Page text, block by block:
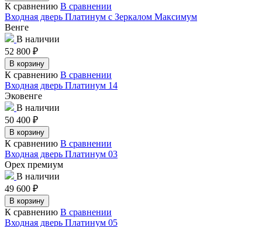
К сравнению В сравнении
Входная дверь Платинум с Зеркалом Максимум
Венге
В наличии
52 800 ₽
В корзину
К сравнению В сравнении
Входная дверь Платинум 14
Эковенге
В наличии
50 400 ₽
В корзину
К сравнению В сравнении
Входная дверь Платинум 03
Орех премиум
В наличии
49 600 ₽
В корзину
К сравнению В сравнении
Входная дверь Платинум 05